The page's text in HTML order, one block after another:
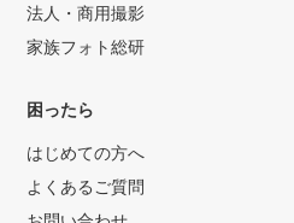
法人・商用撮影
家族フォト総研
困ったら
はじめての方へ
よくあるご質問